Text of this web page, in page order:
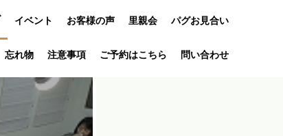
イベント
オフ会
アニバーサリ
お客様の声 里親会 パグお見合い
忘れ物 注意事項 ご予約はこちら 問い合わせ